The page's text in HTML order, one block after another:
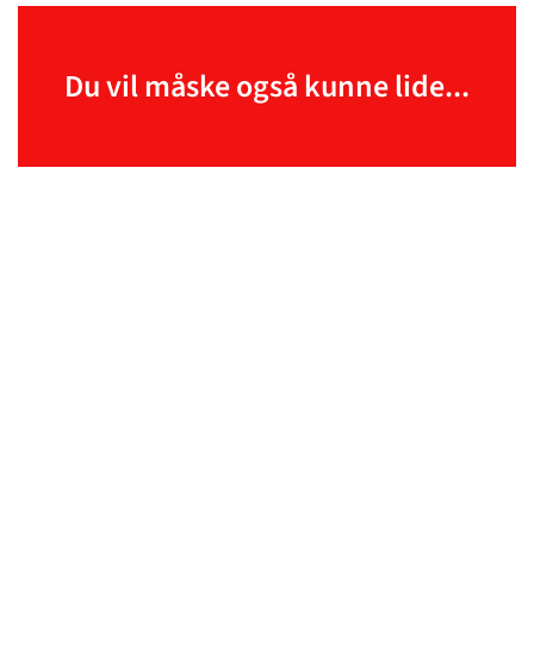
Du vil måske også kunne lide...